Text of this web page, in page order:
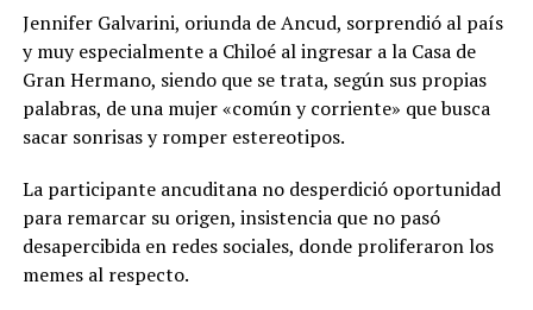
de materiales resistentes a la radiación y las
temperaturas extremas. Transportar y construir con
esos materiales requeriría mucho dinero.
Para garantizar el funcionamiento del hotel
requeriría una inversión multimillonaria, debido a se
energía, sistemas de soporte vital. Además, es
necesario realizar labores de mantenimiento
constantemente para garantizar la seguridad de los
huéspedes.
Jennifer Galvarini, oriunda de Ancud, sorprendió al país
y muy especialmente a Chiloé al ingresar a la Casa de
Gran Hermano, siendo que se trata, según sus propias
palabras, de una mujer «común y corriente» que busca
sacar sonrisas y romper estereotipos.
La participante ancuditana no desperdició oportunidad
para remarcar su origen, insistencia que no pasó
desapercibida en redes sociales, donde proliferaron los
memes al respecto.